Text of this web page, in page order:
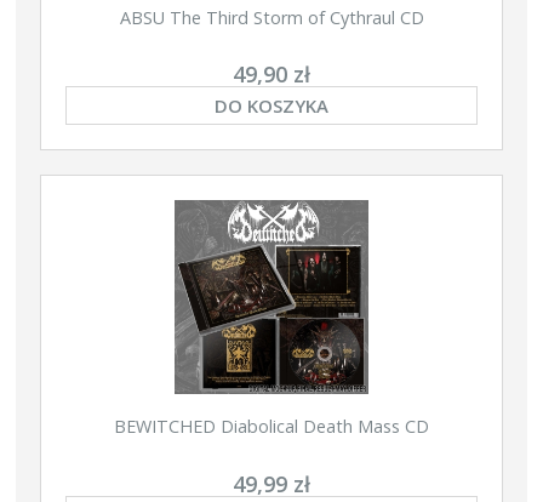
ABSU The Third Storm of Cythraul CD
49,90 zł
DO KOSZYKA
BEWITCHED Diabolical Death Mass CD
49,99 zł